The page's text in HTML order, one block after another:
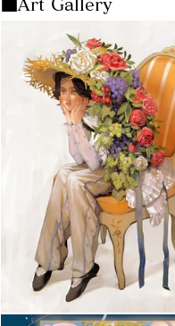
■Art Gallery